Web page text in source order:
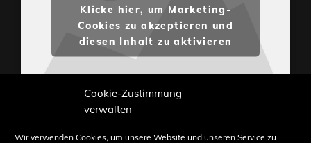
Cookie-Zustimmung
verwalten
Wir verwenden Cookies, um unsere Website und unseren Service zu
Klicke hier, um Marketing-
Cookies zu akzeptieren und
diesen Inhalt zu aktivieren